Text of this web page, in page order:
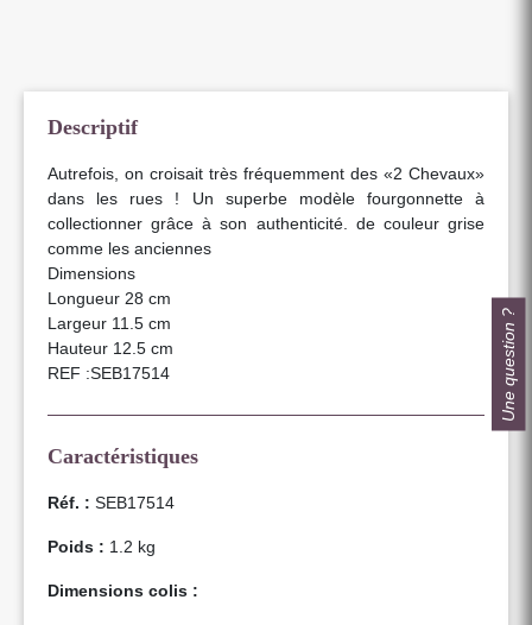
Descriptif
Autrefois, on croisait très fréquemment des «2 Chevaux»
dans les rues ! Un superbe modèle fourgonnette à
collectionner grâce à son authenticité. de couleur grise
comme les anciennes
Dimensions
Longueur 28 cm
Largeur 11.5 cm
Hauteur 12.5 cm
REF :SEB17514
Caractéristiques
Réf. : SEB17514
Poids : 1.2 kg
Dimensions colis :
Une question ?